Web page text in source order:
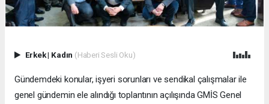
Erkek| Kadın (Haberi Sesli Oku)
Gündemdeki konular, işyeri sorunları ve sendikal çalışmalar ile
genel gündemin ele alındığı toplantının açılışında GMİS Genel